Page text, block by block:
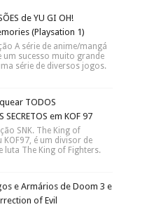
de YU GI OH!
(Playsation 1)
A série de anime/mangá
um sucesso muito grande
série de diversos jogos.
TODOS
SECRETOS em KOF 97
SNK. The King of
KOF97, é um divisor de
luta The King of Fighters.
e Armários de Doom 3 e
of Evil